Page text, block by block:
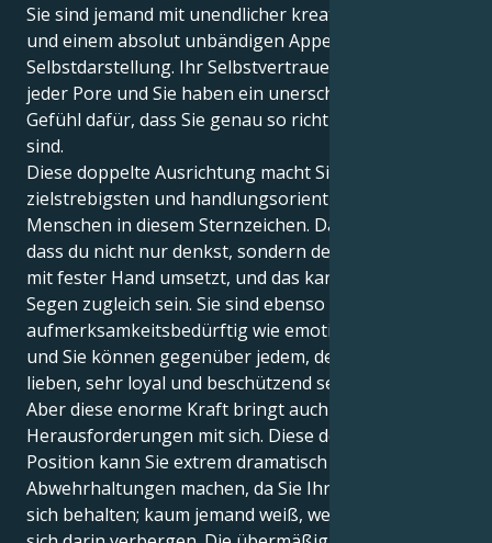
Sie sind jemand mit unendlicher kreativer Energie
und einem absolut unbändigen Appetit auf
Selbstdarstellung. Ihr Selbstvertrauen strömt aus
jeder Pore und Sie haben ein unerschütterliches
Gefühl dafür, dass Sie genau so richtig sind, wie Sie
sind.
Diese doppelte Ausrichtung macht Sie zu einem der
zielstrebigsten und handlungsorientiertesten
Menschen in diesem Sternzeichen. Das liegt daran,
dass du nicht nur denkst, sondern deine Gedanken
mit fester Hand umsetzt, und das kann Fluch und
Segen zugleich sein. Sie sind ebenso
aufmerksamkeitsbedürftig wie emotional komplex,
und Sie können gegenüber jedem, den Sie wirklich
lieben, sehr loyal und beschützend sein.
Aber diese enorme Kraft bringt auch
Herausforderungen mit sich. Diese doppelte Löwe-
Position kann Sie extrem dramatisch und anfällig für
Abwehrhaltungen machen, da Sie Ihre Emotionen für
sich behalten; kaum jemand weiß, welche Schätze